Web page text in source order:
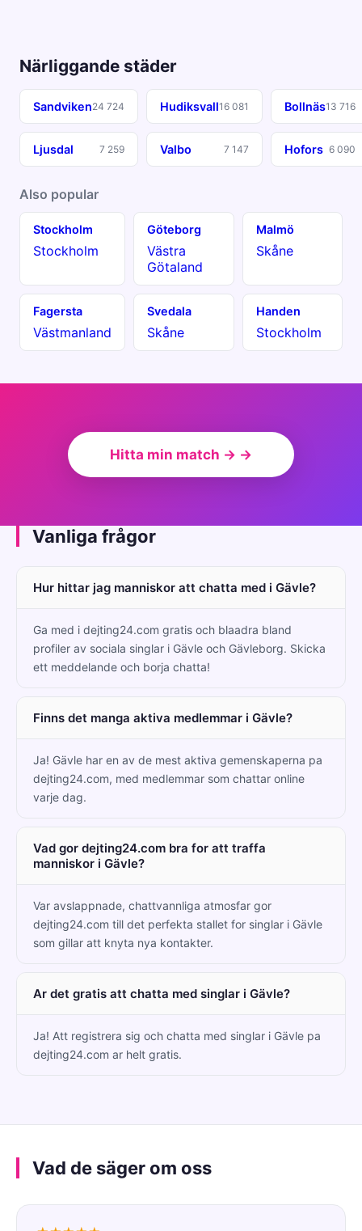
Närliggande städer
Sandviken24 724 Hudiksvall16 081 Bollnäs13 716
Ljusdal 7 259 Valbo 7 147 Hofors 6 090
Also popular
Stockholm
Stockholm
Göteborg
Västra
Götaland
Malmö
Skåne
Fagersta
Västmanland
Svedala
Skåne
Handen
Stockholm
Hitta min match → →
Vanliga frågor
Hur hittar jag manniskor att chatta med i Gävle?
Ga med i dejting24.com gratis och blaadra bland
profiler av sociala singlar i Gävle och Gävleborg. Skicka
ett meddelande och borja chatta!
Finns det manga aktiva medlemmar i Gävle?
Ja! Gävle har en av de mest aktiva gemenskaperna pa
dejting24.com, med medlemmar som chattar online
varje dag.
Vad gor dejting24.com bra for att traffa
manniskor i Gävle?
Var avslappnade, chattvannliga atmosfar gor
dejting24.com till det perfekta stallet for singlar i Gävle
som gillar att knyta nya kontakter.
Ar det gratis att chatta med singlar i Gävle?
Ja! Att registrera sig och chatta med singlar i Gävle pa
dejting24.com ar helt gratis.
Vad de säger om oss